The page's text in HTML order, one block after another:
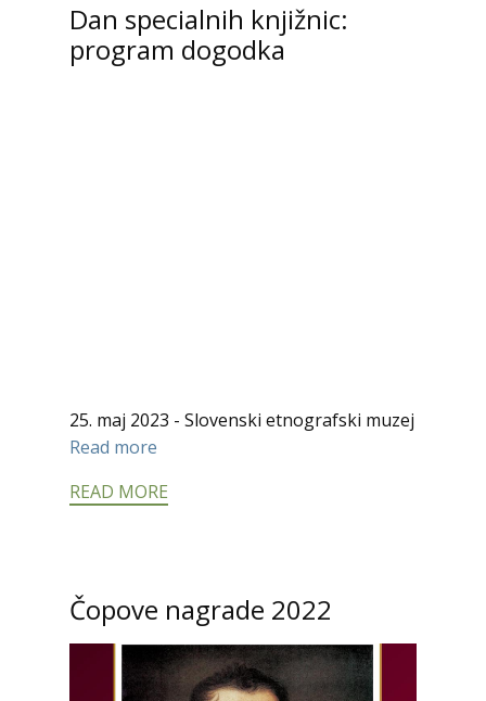
Dan specialnih knjižnic:
program dogodka
25. maj 2023 - Slovenski etnografski muzej
Read more
READ MORE
Čopove nagrade 2022